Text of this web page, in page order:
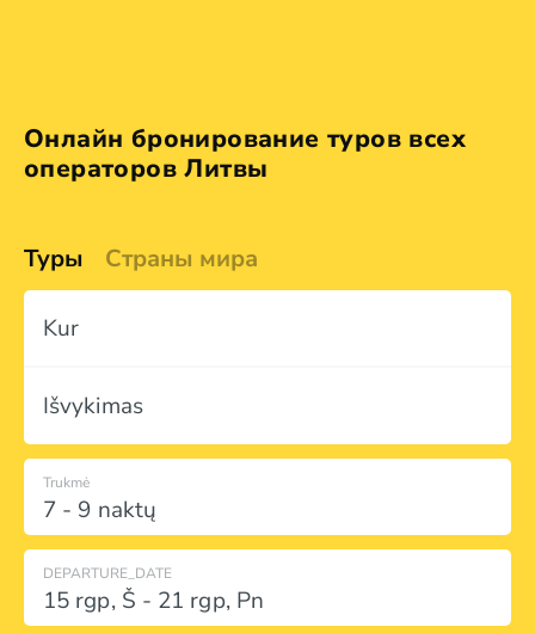
Онлайн бронирование туров всех
операторов Литвы
Туры Страны мира
Kur
Išvykimas
7 - 9 naktų
Trukmė
DEPARTURE_DATE
15 rgp, Š - 21 rgp, Pn